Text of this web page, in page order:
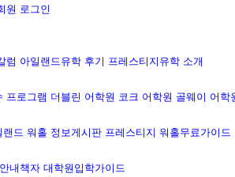
원 로그인
럼 아일랜드유학 후기 프레스티지유학 소개
프로그램 더블린 어학원 코크 어학원 골웨이 어학
랜드 워홀 정보게시판 프레스티지 워홀무료가이드
내책자 대학원입학가이드